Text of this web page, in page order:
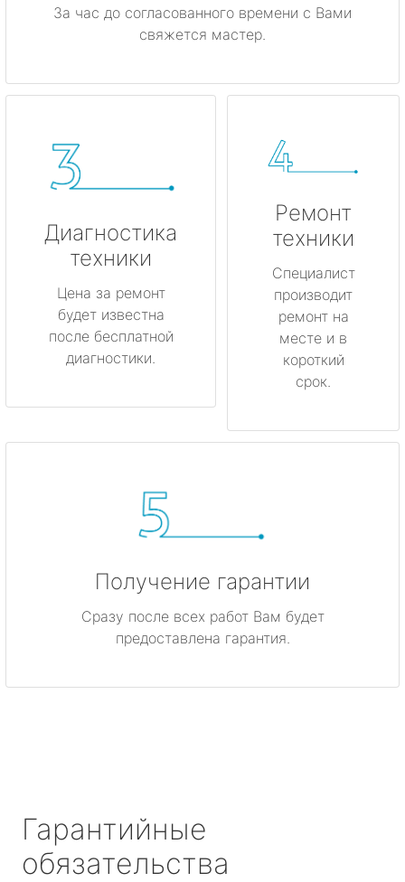
За час до согласованного времени с Вами
свяжется мастер.
Диагностика
техники
Цена за ремонт
будет известна
после бесплатной
диагностики.
Ремонт
техники
Специалист
производит
ремонт на
месте и в
короткий
срок.
Получение гарантии
Сразу после всех работ Вам будет
предоставлена гарантия.
Гарантийные
обязательства